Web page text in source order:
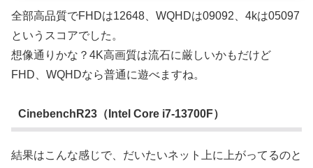
全部高品質でFHDは12648、WQHDは09092、4kは05097
というスコアでした。
想像通りかな？4K高画質は流石に厳しいかもだけど
FHD、WQHDなら普通に遊べますね。
CinebenchR23（Intel Core i7-13700F）
結果はこんな感じで、だいたいネット上に上がってるのと